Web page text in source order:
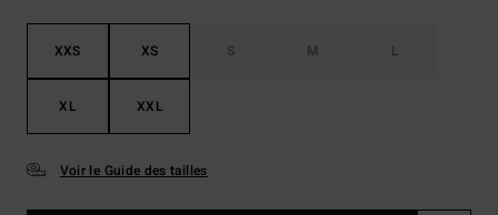
XXS XS S M L
XL XXL
Voir le Guide des tailles